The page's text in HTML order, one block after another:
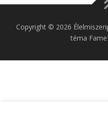
Copyright © 2026
téma